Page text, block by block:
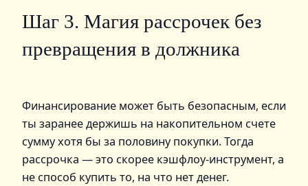
Шаг 3. Магия рассрочек без
превращения в должника
Финансирование может быть безопасным, если
ты заранее держишь на накопительном счете
сумму хотя бы за половину покупки. Тогда
рассрочка — это скорее кэшфлоу-инструмент, а
не способ купить то, на что нет денег.